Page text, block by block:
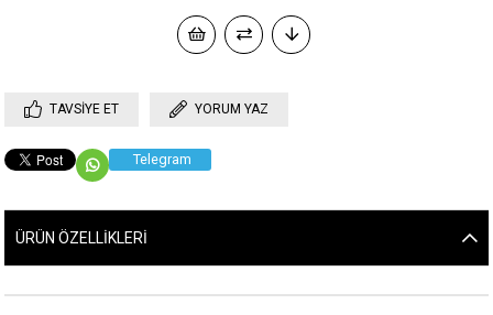
TAVSIYE ET YORUM YAZ
Telegram
ÜRÜN ÖZELLIKLERI